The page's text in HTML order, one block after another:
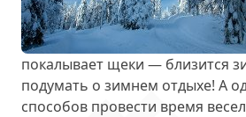
покалывает щеки — близится
подумать о зимнем отдыхе! А
способов провести время